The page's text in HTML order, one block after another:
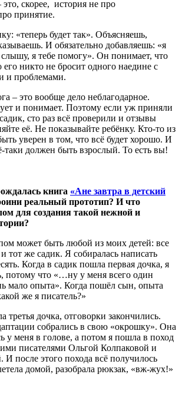
скорее, история не про
принятие.
«теперь будет так». Объясняешь,
И обязательно добавляешь: «я
я тебе помогу». Он понимает, что
никто не бросит одного наедине с
и проблемами.
– это вообще дело неблагодарное.
и понимает. Поэтому если уж приняли
сто раз всё проверили и отзывы
её. Не показывайте ребёнку. Кто-то из
уверен в том, что всё будет хорошо. И
таки должен быть взрослый. То есть вы!
книга «Ане завтра в детский
реальный прототип? И что
для создания такой нежной и
может быть любой из моих детей: все
тот же садик. Я собиралась написать
Когда в садик пошла первая дочка, я
потому что «…ну у меня всего один
мало опыта». Когда пошёл сын, опыта
же я писатель?»
третья дочка, отговорки закончились.
собрались в свою «окрошку». Она
у меня в голове, а потом я пошла в поход
писателями Ольгой Колпаковой и
после этого похода всё получилось
домой, разобрала рюкзак, «вж-жух!»